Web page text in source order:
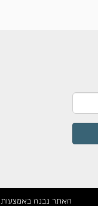
האתר נבנה באמצעות